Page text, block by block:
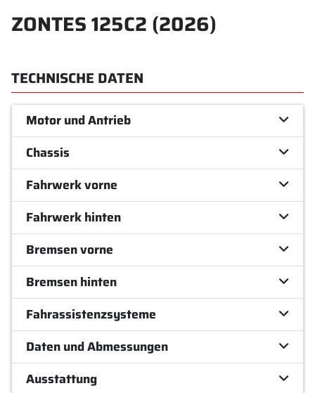
ZONTES 125C2 (2026)
TECHNISCHE DATEN
Motor und Antrieb
Chassis
Fahrwerk vorne
Fahrwerk hinten
Bremsen vorne
Bremsen hinten
Fahrassistenzsysteme
Daten und Abmessungen
Ausstattung